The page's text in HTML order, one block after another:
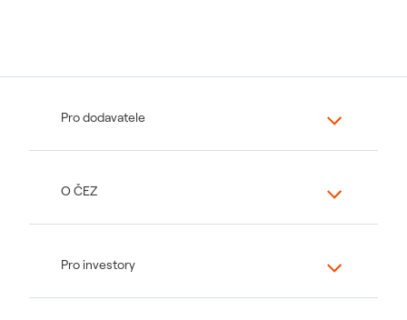
Pro dodavatele
O ČEZ
Pro investory